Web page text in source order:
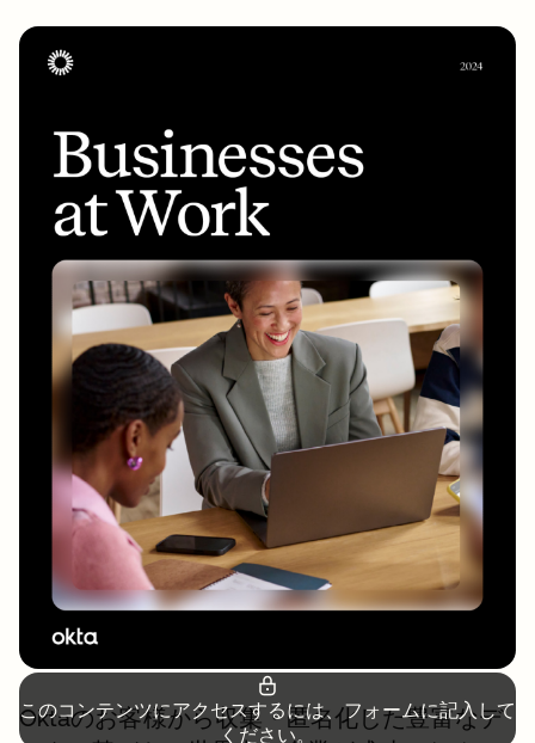
このコンテンツにアクセスするには、フォームに記入して
ください。
Oktaのお客様から収集・匿名化した豊富なデ